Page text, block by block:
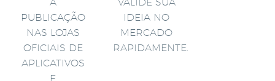
PUBLICAÇÃO
NAS LOJAS
OFICIAIS DE
APLICATIVOS
E
IDEIA NO
MERCADO
RAPIDAMENTE.